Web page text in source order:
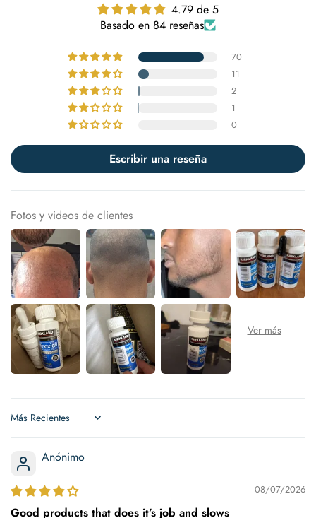
4.79 de 5
Basado en 84 reseñas
70
11
2
1
0
Escribir una reseña
Fotos y videos de clientes
Sort by
Anónimo
08/07/2026
Good products that does it’s job and slows